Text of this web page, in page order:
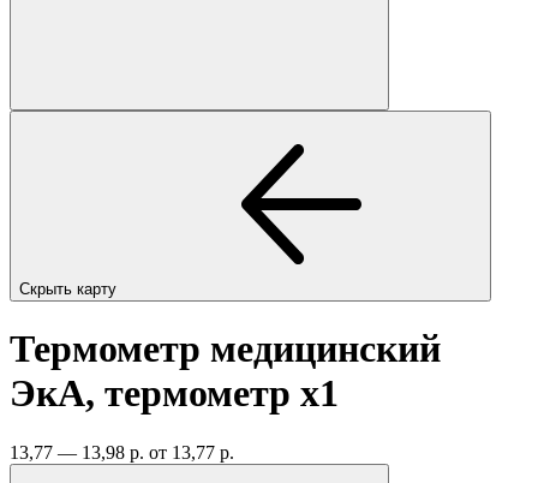
Скрыть карту
Термометр медицинский
ЭкА, термометр x1
13,77 — 13,98 р. от 13,77 р.